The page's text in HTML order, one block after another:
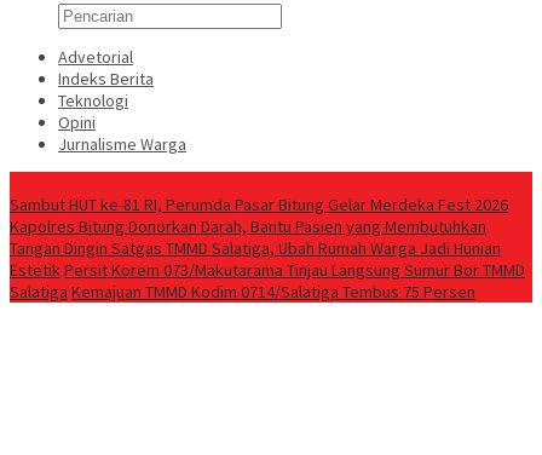
Advetorial
Indeks Berita
Teknologi
Opini
Jurnalisme Warga
Sambut HUT ke-81 RI, Perumda Pasar Bitung Gelar Merdeka Fest 2026
Kapolres Bitung Donorkan Darah, Bantu Pasien yang Membutuhkan
Tangan Dingin Satgas TMMD Salatiga, Ubah Rumah Warga Jadi Hunian
EstetikPersit Korem 073/Makutarama Tinjau Langsung Sumur Bor TMMD
Salatiga Kemajuan TMMD Kodim 0714/Salatiga Tembus 75 Persen